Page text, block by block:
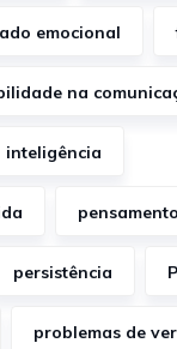
emocional
na
inteligência
pensamento
persistência
problemas de